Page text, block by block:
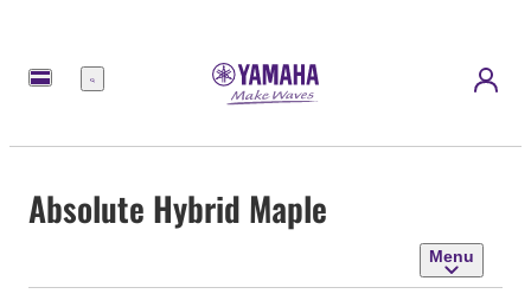
Menu
Absolute Hybrid Maple
Menu